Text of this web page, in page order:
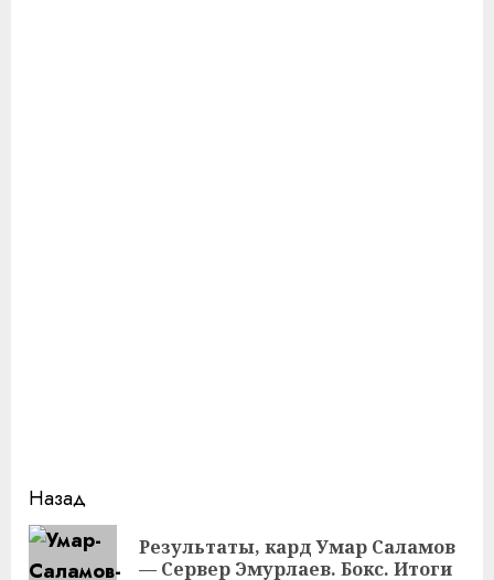
Продолжить
чтение
Назад
Результаты, кард Умар Саламов
— Сервер Эмурлаев. Бокс. Итоги